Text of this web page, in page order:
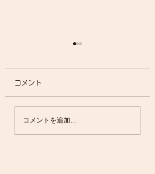
臨床眼科6月号掲載
コメント
コメントを追加…